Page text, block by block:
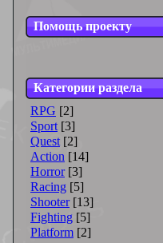
Помощь проекту
Категории раздела
RPG [2]
Sport [3]
Quest [2]
Action [14]
Horror [3]
Racing [5]
Shooter [13]
Fighting [5]
Platform [2]